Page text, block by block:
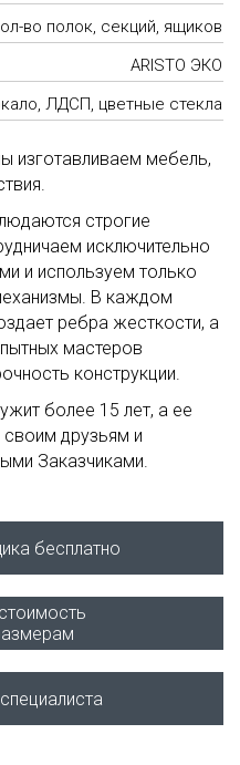
во полок, секций, ящиков
ARISTO ЭКО
ЛДСП, цветные стекла
изготавливаем мебель,
строгие
исключительно
и используем только
В каждом
ребра жесткости, а
мастеров
конструкции.
более 15 лет, а ее
друзьям и
Заказчиками.
бесплатно